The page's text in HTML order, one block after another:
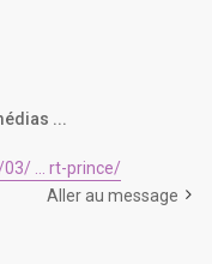
...
... rt-prince/
Aller au message